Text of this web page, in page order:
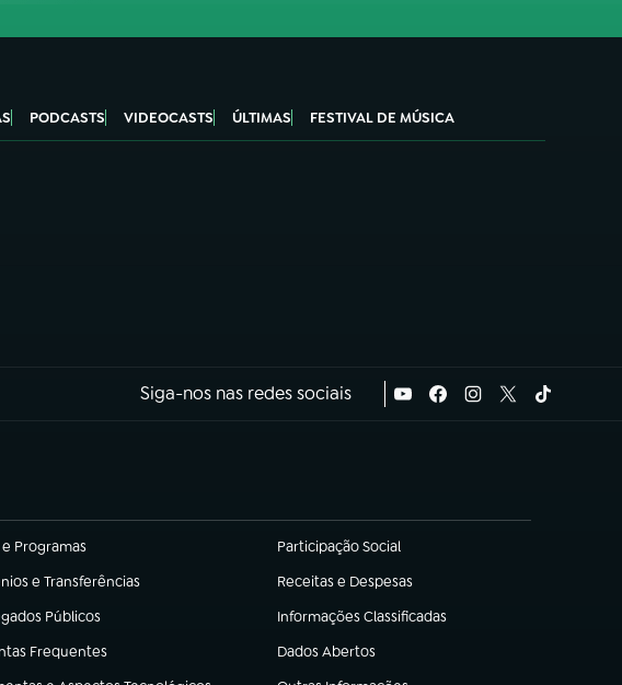
PODCASTS VIDEOCASTS ÚLTIMAS FESTIVAL DE MÚSICA
Siga-nos nas redes sociais
Programas
nova aba) Participação Social
(abre em nova aba)
e Transferências
nova aba) Receitas e Despesas
(abre em nova aba)
Públicos
nova aba) Informações Classificadas
(abre em nova aba)
Frequentes
nova aba) Dados Abertos
(abre em nova aba)